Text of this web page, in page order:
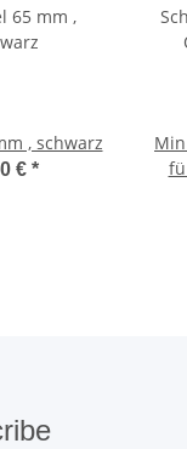
, schwarz
€ *